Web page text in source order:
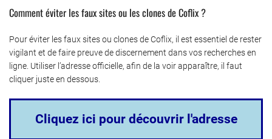
Comment éviter les faux sites ou les clones de Coflix ?
Pour éviter les faux sites ou clones de Coflix, il est essentiel de rester
vigilant et de faire preuve de discernement dans vos recherches en
ligne. Utiliser l’adresse officielle, afin de la voir apparaître, il faut
cliquer juste en dessous.
Cliquez ici pour découvrir l'adresse